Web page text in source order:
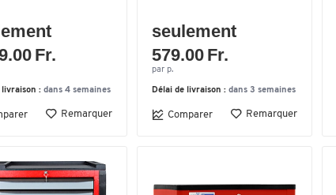
Fr.
livraison : dans 4 semaines
Remarquer
seulement
579.00 Fr.
par p.
Délai de livraison : dans 3 semaines
Comparer Remarquer